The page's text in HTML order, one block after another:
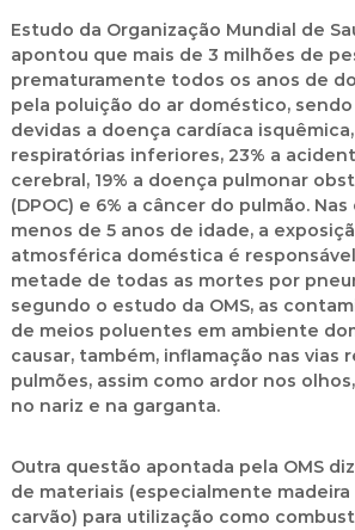
Estudo da Organização Mundial de
apontou que mais de 3 milhões de
prematuramente todos os anos de
pela poluição do ar doméstico, sendo
devidas a doença cardíaca
respiratórias inferiores, 23% a
cerebral, 19% a doença pulmonar
(DPOC) e 6% a câncer do pulmão.
menos de 5 anos de idade, a
atmosférica doméstica é
metade de todas as mortes por
segundo o estudo da OMS, as
de meios poluentes em ambiente
causar, também, inflamação nas vias
pulmões, assim como ardor nos
no nariz e na garganta.
Outra questão apontada pela OMS
de materiais (especialmente madeira
carvão) para utilização como